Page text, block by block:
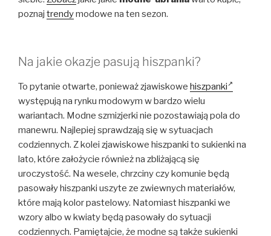
poznaj trendymodowe na ten sezon.
Na jakie okazje pasują hiszpanki?
To pytanie otwarte, ponieważ zjawiskowe hiszpanki
występują na rynku modowym w bardzo wielu
wariantach. Modne szmizjerki nie pozostawiają pola do
manewru. Najlepiej sprawdzają się w sytuacjach
codziennych. Z kolei zjawiskowe hiszpanki to sukienki na
lato, które założycie również na zbliżającą się
uroczystość. Na wesele, chrzciny czy komunie będą
pasowały hiszpanki uszyte ze zwiewnych materiałów,
które mają kolor pastelowy. Natomiast hiszpanki we
wzory albo w kwiaty będą pasowały do sytuacji
codziennych. Pamiętajcie, że modne są także sukienki